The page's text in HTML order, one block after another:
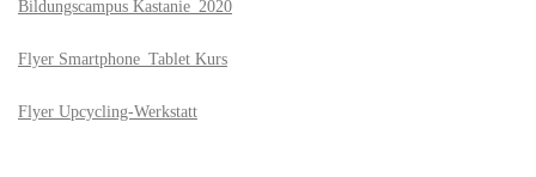
Bildungscampus Kastanie_2020
Flyer Smartphone_Tablet Kurs
Flyer Upcycling-Werkstatt